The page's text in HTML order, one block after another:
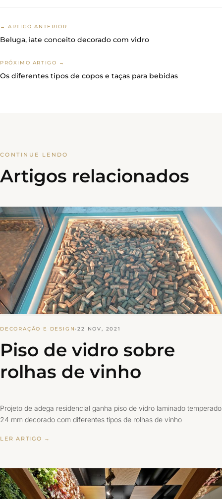
← ARTIGO ANTERIOR
Beluga, iate conceito decorado com vidro
PRÓXIMO ARTIGO →
Os diferentes tipos de copos e taças para bebidas
CONTINUE LENDO
Artigos relacionados
DECORAÇÃO E DESIGN·22 NOV, 2021
Piso de vidro sobre
rolhas de vinho
Projeto de adega residencial ganha piso de vidro laminado temperado
24 mm decorado com diferentes tipos de rolhas de vinho
LER ARTIGO →